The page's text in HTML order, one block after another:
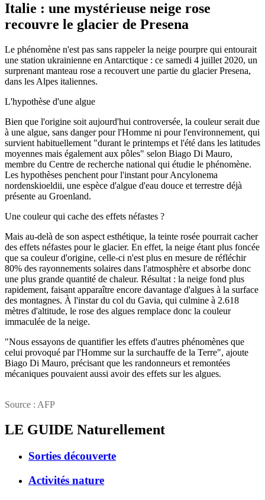
Italie : une mystérieuse neige rose
recouvre le glacier de Presena
Le phénomène n'est pas sans rappeler la neige pourpre qui entourait
une station ukrainienne en Antarctique : ce samedi 4 juillet 2020, un
surprenant manteau rose a recouvert une partie du glacier Presena,
dans les Alpes italiennes.
L'hypothèse d'une algue
Bien que l'origine soit aujourd'hui controversée, la couleur serait due
à une algue, sans danger pour l'Homme ni pour l'environnement, qui
survient habituellement "durant le printemps et l'été dans les latitudes
moyennes mais également aux pôles" selon Biago Di Mauro,
membre du Centre de recherche national qui étudie le phénomène.
Les hypothèses penchent pour l'instant pour Ancylonema
nordenskioeldii, une espèce d'algue d'eau douce et terrestre déjà
présente au Groenland.
Une couleur qui cache des effets néfastes ?
Mais au-delà de son aspect esthétique, la teinte rosée pourrait cacher
des effets néfastes pour le glacier. En effet, la neige étant plus foncée
que sa couleur d'origine, celle-ci n'est plus en mesure de réfléchir
80% des rayonnements solaires dans l'atmosphère et absorbe donc
une plus grande quantité de chaleur. Résultat : la neige fond plus
rapidement, faisant apparaître encore davantage d'algues à la surface
des montagnes. À l'instar du col du Gavia, qui culmine à 2.618
mètres d'altitude, le rose des algues remplace donc la couleur
immaculée de la neige.
"Nous essayons de quantifier les effets d'autres phénomènes que
celui provoqué par l'Homme sur la surchauffe de la Terre", ajoute
Biago Di Mauro, précisant que les randonneurs et remontées
mécaniques pouvaient aussi avoir des effets sur les algues.
Source : AFP
LE GUIDE Naturellement
Sorties découverte
Activités nature